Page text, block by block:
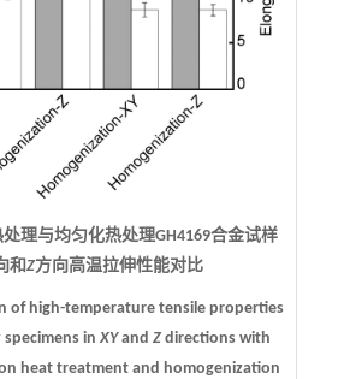
理与均匀化热处理GH4169合金试样
和Z方向高温拉伸性能对比
of high-temperature tensile properties
specimens in XYand Zdirections with
heat treatment and homogenization